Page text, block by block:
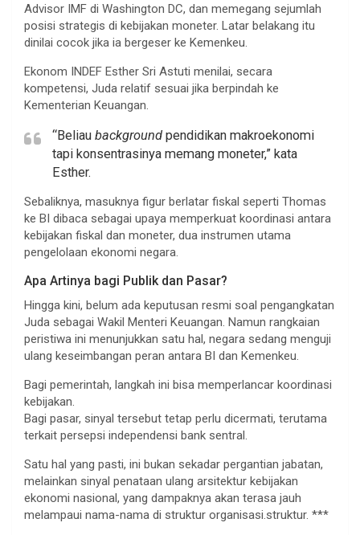
Advisor IMF di Washington DC, dan memegang sejumlah
posisi strategis di kebijakan moneter. Latar belakang itu
dinilai cocok jika ia bergeser ke Kemenkeu.
Ekonom INDEF Esther Sri Astuti menilai, secara
kompetensi, Juda relatif sesuai jika berpindah ke
Kementerian Keuangan.
“Beliau background pendidikan makroekonomi
tapi konsentrasinya memang moneter,” kata
Esther.
Sebaliknya, masuknya figur berlatar fiskal seperti Thomas
ke BI dibaca sebagai upaya memperkuat koordinasi antara
kebijakan fiskal dan moneter, dua instrumen utama
pengelolaan ekonomi negara.
Apa Artinya bagi Publik dan Pasar?
Hingga kini, belum ada keputusan resmi soal pengangkatan
Juda sebagai Wakil Menteri Keuangan. Namun rangkaian
peristiwa ini menunjukkan satu hal, negara sedang menguji
ulang keseimbangan peran antara BI dan Kemenkeu.
Bagi pemerintah, langkah ini bisa memperlancar koordinasi
kebijakan.
Bagi pasar, sinyal tersebut tetap perlu dicermati, terutama
terkait persepsi independensi bank sentral.
Satu hal yang pasti, ini bukan sekadar pergantian jabatan,
melainkan sinyal penataan ulang arsitektur kebijakan
ekonomi nasional, yang dampaknya akan terasa jauh
melampaui nama-nama di struktur organisasi.struktur. ***